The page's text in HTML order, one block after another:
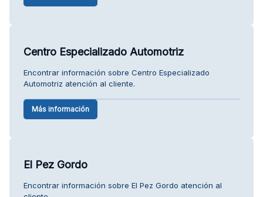
Centro Especializado Automotriz
Encontrar información sobre Centro Especializado
Automotriz atención al cliente.
Más información
El Pez Gordo
Encontrar información sobre El Pez Gordo atención al